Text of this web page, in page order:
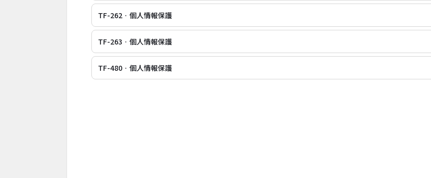
TF-262 · 個人情報保護
TF-263 · 個人情報保護
TF-480 · 個人情報保護